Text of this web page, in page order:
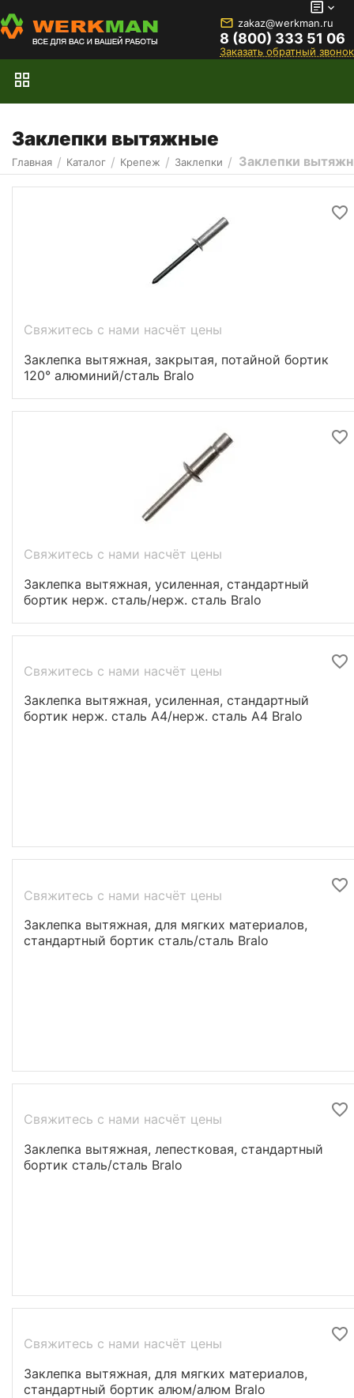
zakaz@werkman.ru
8 (800) 333 51 06
Заказать обратный звонок
Заклепки вытяжные
Главная / Каталог / Крепеж / Заклепки / Заклепки
Свяжитесь с нами насчёт цены
Заклепка вытяжная, закрытая, потайной бортик
120° алюминий/сталь Bralo
Свяжитесь с нами насчёт цены
Заклепка вытяжная, усиленная, стандартный
бортик нерж. сталь/нерж. сталь Bralo
Свяжитесь с нами насчёт цены
Заклепка вытяжная, усиленная, стандартный
бортик нерж. сталь A4/нерж. сталь A4 Bralo
Свяжитесь с нами насчёт цены
Заклепка вытяжная, для мягких материалов,
стандартный бортик cталь/cталь Bralo
Свяжитесь с нами насчёт цены
Заклепка вытяжная, лепестковая, стандартный
бортик сталь/сталь Bralo
Свяжитесь с нами насчёт цены
Заклепка вытяжная, для мягких материалов,
стандартный бортик алюм/алюм Bralo